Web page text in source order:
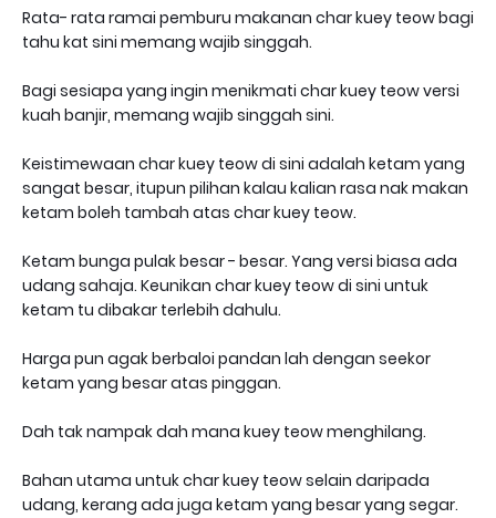
Rata- rata ramai pemburu makanan char kuey teow bagi
tahu kat sini memang wajib singgah.
Bagi sesiapa yang ingin menikmati char kuey teow versi
kuah banjir, memang wajib singgah sini.
Keistimewaan char kuey teow di sini adalah ketam yang
sangat besar, itupun pilihan kalau kalian rasa nak makan
ketam boleh tambah atas char kuey teow.
Ketam bunga pulak besar - besar. Yang versi biasa ada
udang sahaja. Keunikan char kuey teow di sini untuk
ketam tu dibakar terlebih dahulu.
Harga pun agak berbaloi pandan lah dengan seekor
ketam yang besar atas pinggan.
Dah tak nampak dah mana kuey teow menghilang.
Bahan utama untuk char kuey teow selain daripada
udang, kerang ada juga ketam yang besar yang segar.